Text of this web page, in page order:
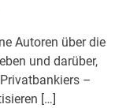
Autoren über die
und darüber,
–
[…]